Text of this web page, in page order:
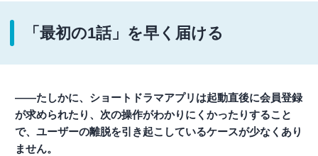
「最初の1話」を早く届ける
――たしかに、ショートドラマアプリは起動直後に会員登録
が求められたり、次の操作がわかりにくかったりすること
で、ユーザーの離脱を引き起こしているケースが少なくあり
ません。